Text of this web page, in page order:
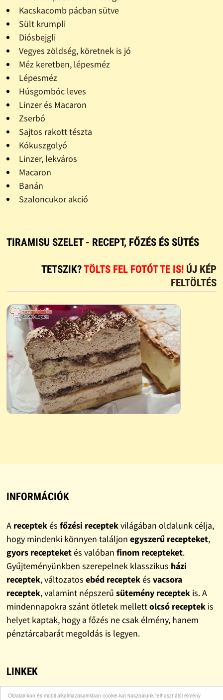
Oldalainkon és mobil alkalmazásainkban cookie-kat használunk felhasználói élmény
Kacskacomb pácban sütve
Sült krumpli
Diósbejgli
Vegyes zöldség, köretnek is jó
Méz keretben, lépesméz
Lépesméz
Húsgombóc leves
Linzer és Macaron
Zserbó
Sajtos rakott tészta
Kókuszgolyó
Linzer, lekváros
Macaron
Banán
Szaloncukor akció
TIRAMISU SZELET - RECEPT, FŐZÉS ÉS SÜTÉS
TETSZIK?TÖLTS FEL FOTÓT TE IS! ÚJ KÉP
FELTÖLTÉS
INFORMÁCIÓK
A receptekés főzési receptekvilágában oldalunk célja,
hogy mindenki könnyen találjon egyszerű recepteket,
gyors recepteketés valóban finom recepteket.
Gyűjteményünkben szerepelnek klasszikus házi
receptek, változatos ebéd receptekés vacsora
receptek, valamint népszerű sütemény receptekis. A
mindennapokra szánt ötletek mellettolcsó receptekis
helyet kaptak, hogy a főzés ne csak élmény, hanem
pénztárcabarát megoldás is legyen.
LINKEK
Bohócdoktor